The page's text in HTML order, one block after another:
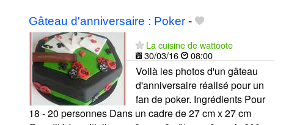
Gâteau d'anniversaire : Poker -
La cuisine de wattoote
30/03/16
08:00
Voilà les photos d'un gâteau
d'anniversaire réalisé pour un
fan de poker. Ingrédients Pour
18 - 20 personnes Dans un cadre de 27 cm x 27 cm